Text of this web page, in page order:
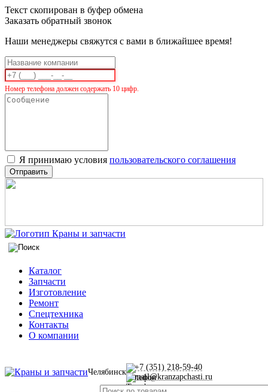
Текст скопирован в буфер обмена
Заказать обратный звонок
Наши менеджеры свяжутся с вами в ближайшее время!
Номер телефона должен содержать 10 цифр.
Я принимаю условия пользовательского соглашения
Отправить
Каталог
Запчасти
Изготовление
Ремонт
Спецтехника
Контакты
О компании
Челябинск
+7 (351) 218-59-40
mail@kranzapchasti.ru